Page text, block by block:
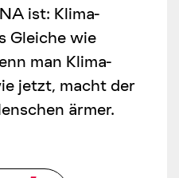
ist: Klima-
Gleiche wie
man Klima-
jetzt, macht der
ärmer.